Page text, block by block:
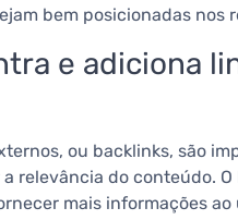
bem posicionadas nos
e adiciona
ou backlinks, são
relevância do conteúdo.
mais informações ao